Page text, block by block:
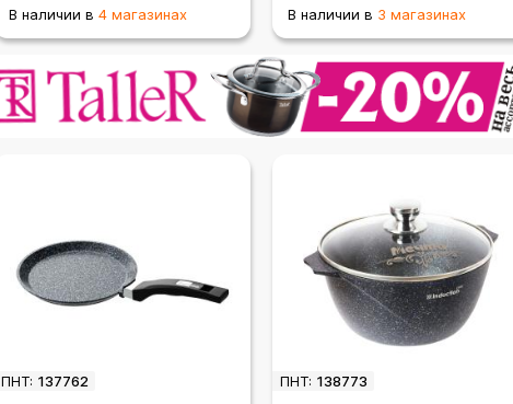
В наличии в 4 магазинах В наличии в 3 магазинах
ПНТ: 137762 ПНТ: 138773